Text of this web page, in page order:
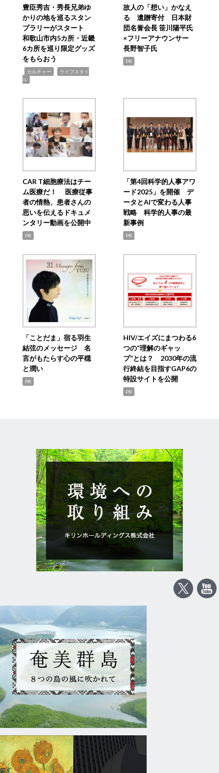
豊臣秀吉・秀長兄弟ゆ
かりの地を巡るスタン
プラリーがスタート
和歌山市内5カ所・近畿
6カ所を巡り限定グッズ
をもらおう
カルチャー
ライフスタイ
ル
故人の「想い」かなえ
る 遺贈寄付 日本財
団名誉会長 笹川陽平氏
×フリーアナウンサー
長野智子氏
PR
CAR T細胞療法はチー
ム医療だ！ 医療従事
者の情熱、患者さんの
思いを伝えるドキュメ
ンタリー動画を公開中
PR
「第4回科学的人事アワ
ード2025」を開催 デ
ータとAIで変わる人事
戦略 科学的人事の最
新事例
PR
「ことだま」宿る羽生
結弦のメッセージ 名
言がもたらす心の平穏
と潤い
PR
HIV/エイズにまつわる6
つの“理解のギャッ
プ”とは？ 2030年の流
行終結を目指すGAP6の
特設サイトを公開
PR